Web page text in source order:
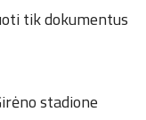
tik dokumentus
stadione